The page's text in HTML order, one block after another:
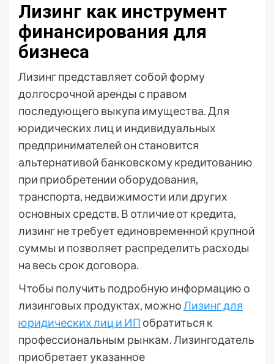
Лизинг как инструмент
финансирования для
бизнеса
Лизинг представляет собой форму
долгосрочной аренды с правом
последующего выкупа имущества. Для
юридических лиц и индивидуальных
предпринимателей он становится
альтернативой банковскому кредитованию
при приобретении оборудования,
транспорта, недвижимости или других
основных средств. В отличие от кредита,
лизинг не требует единовременной крупной
суммы и позволяет распределить расходы
на весь срок договора.
Чтобы получить подробную информацию о
лизинговых продуктах, можноЛизинг для
юридических лиц и ИП обратиться к
профессиональным рынкам. Лизингодатель
приобретает указанное